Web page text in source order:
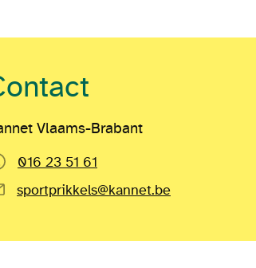
Vlaams-Brabant
016 23 51 61
sportprikkels@kannet.be